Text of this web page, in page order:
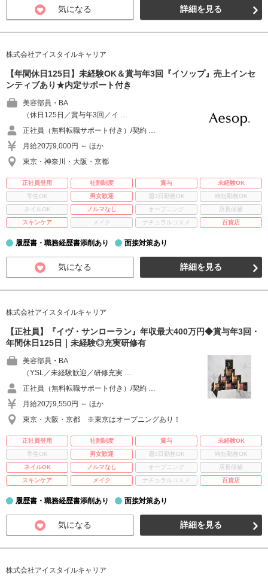
気になる 詳細を見る
株式会社アイスタイルキャリア
【年間休日125日】未経験OK＆賞与年3回『イソップ』売上インセ
ンティブあり★内定サポート付き
美容部員・BA
（休日125日／賞与年3回／イ …
正社員（無料転職サポート付き）/契約 …
月給20万9,000円 ～ ほか
東京・神奈川・大阪・京都
正社員登用 社割制度 賞与
未経験OK
学生OK
男女歓迎 週3日勤務OK
時短勤務OK
ネイルOK
ノルマなし オープニング
店長候補
スキンケア
メイク ナチュラルコスメ 百貨店
履歴書・職務経歴書添削あり 面接対策あり
気になる 詳細を見る
株式会社アイスタイルキャリア
【正社員】『イヴ・サンローラン』年収最大400万円◆賞与年3回・
年間休日125日｜未経験◎充実研修有
美容部員・BA
（YSL／未経験歓迎／研修充実 …
正社員（無料転職サポート付き）/契約 …
月給20万9,550円 ～ ほか
東京・大阪・京都 ※東京はオープニングあり！
正社員登用 社割制度 賞与
未経験OK
学生OK
男女歓迎 週3日勤務OK
時短勤務OK
ネイルOK
ノルマなし オープニング
店長候補
スキンケア
メイク ナチュラルコスメ 百貨店
履歴書・職務経歴書添削あり 面接対策あり
気になる 詳細を見る
株式会社アイスタイルキャリア